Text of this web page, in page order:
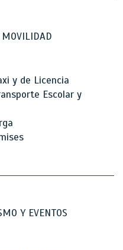
MOVILIDAD
y de Licencia
Escolar y
Y EVENTOS